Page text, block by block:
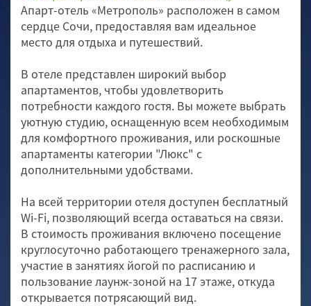
Апарт-отель «Метрополь» расположен в самом
сердце Сочи, предоставляя вам идеальное
место для отдыха и путешествий.
В отеле представлен широкий выбор
апартаментов, чтобы удовлетворить
потребности каждого гостя. Вы можете выбрать
уютную студию, оснащенную всем необходимым
для комфортного проживания, или роскошные
апартаменты категории "Люкс" с
дополнительными удобствами.
На всей территории отеля доступен бесплатный
Wi-Fi, позволяющий всегда оставаться на связи.
В стоимость проживания включено посещение
круглосуточно работающего тренажерного зала,
участие в занятиях йогой по расписанию и
пользование лаунж-зоной на 17 этаже, откуда
открывается потрясающий вид.